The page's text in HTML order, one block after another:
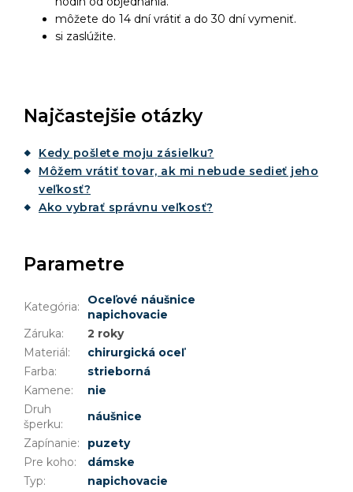
môžete do 14 dní vrátiť a do 30 dní vymeniť.
si zaslúžite.
Najčastejšie otázky
Kedy pošlete moju zásielku?
Môžem vrátiť tovar, ak mi nebude sedieť jeho
veľkosť?
Ako vybrať správnu veľkosť?
Parametre
Kategória:
Oceľové náušnice
napichovacie
Záruka:
2 roky
Materiál :
chirurgická oceľ
Farba:
strieborná
Kamene:
nie
Druh
šperku:
náušnice
Zapínanie:
puzety
Pre koho:
dámske
Typ: napichovacie